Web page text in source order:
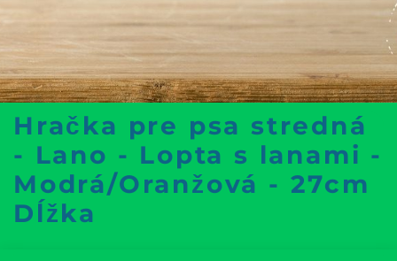
Hračka pre psa stredná
- Lano - Lopta s lanami -
Modrá/Oranžová - 27cm
Dĺžka